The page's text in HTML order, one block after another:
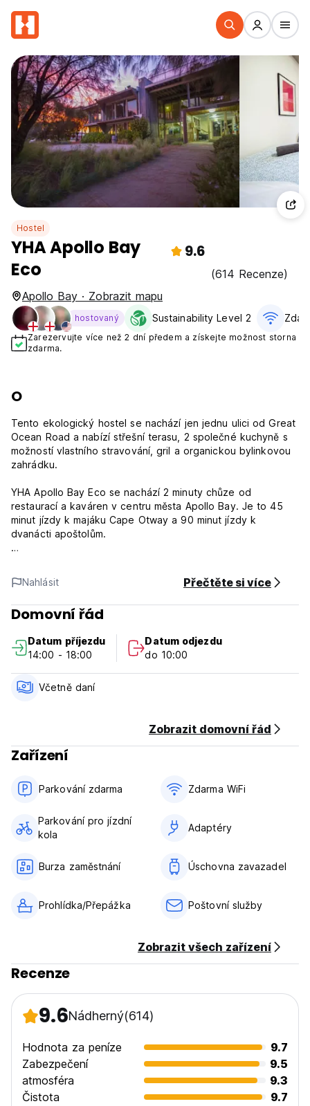
Hostel
YHA Apollo Bay
Eco
9.6
(614 Recenze)
Apollo Bay · Zobrazit mapu
hostovaný Sustainability Level 2
Zarezervujte více než 2 dní předem a získejte možnost storna
zdarma.
O
Tento ekologický hostel se nachází jen jednu ulici od Great
Ocean Road a nabízí střešní terasu, 2 společné kuchyně s
možností vlastního stravování, gril a organickou bylinkovou
zahrádku.
YHA Apollo Bay Eco se nachází 2 minuty chůze od
restaurací a kaváren v centru města Apollo Bay. Je to 45
minut jízdy k majáku Cape Otway a 90 minut jízdy k
dvanácti apoštolům.
obývacích prostor a nedávno zrekonstruovaných koupelen.
Na místě je k dispozici bezplatné parkoviště.
K dispozici je široká škála ubytování, všechny nabízejí
sdílených pokojích) a osvětlení postelí.
Autobusový terminál Apollo Bay je vzdálený pouhých 200
metrů. (Auto-translated from original language)
Nahlásit Přečtěte si více
Domovní řád
Datum příjezdu
14:00 - 18:00
Datum odjezdu
do 10:00
Včetně daní
Zobrazit domovní řád
Zařízení
Parkování zdarma Zdarma WiFi
Parkování pro jízdní
kola
Adaptéry
Burza zaměstnání Úschovna zavazadel
Prohlídka/Přepážka Poštovní služby
Zobrazit všech zařízení
Recenze
9.6Nádherný(614)
Hodnota za peníze
9.7
Zabezpečení
9.5
atmosféra
9.3
Čistota
9.7